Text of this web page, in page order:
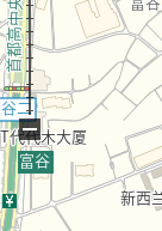
○ 地板暖气
○ 防盗门系
○ 可饲养宠物
■ 翻新内容
施
○ 厨房(增设
−